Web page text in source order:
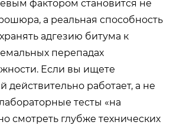
фактором становится не
а реальная способность
адгезию битума к
перепадах
Если вы ищете
действительно работает, а не
тесты «на
смотреть глубже технических